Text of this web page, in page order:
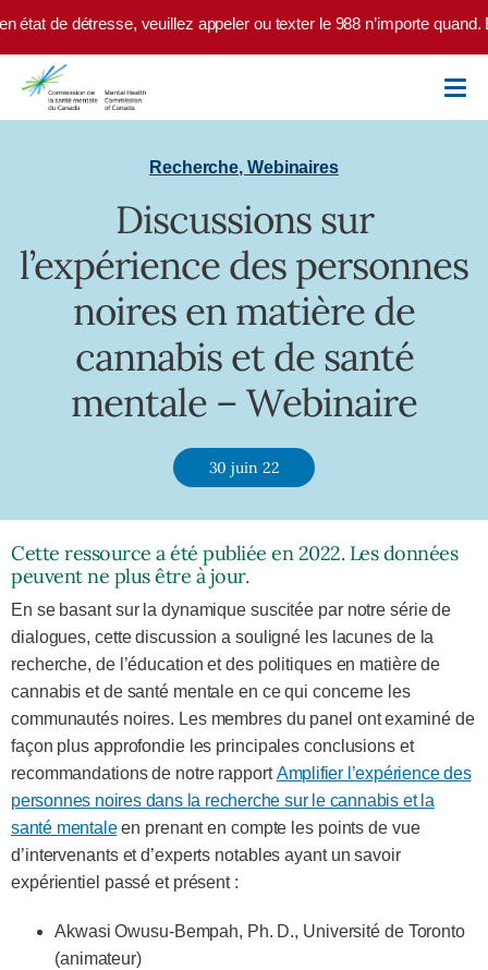
Skip to main content
de détresse, veuillez appeler ou texter le 988 n’importe quand.
Recherche, Webinaires
Discussions sur
l’expérience des personnes
noires en matière de
cannabis et de santé
mentale – Webinaire
30 juin 22
Cette ressource a été publiée en 2022. Les données
peuvent ne plus être à jour.
En se basant sur la dynamique suscitée par notre série de
dialogues, cette discussion a souligné les lacunes de la
recherche, de l’éducation et des politiques en matière de
cannabis et de santé mentale en ce qui concerne les
communautés noires. Les membres du panel ont examiné de
façon plus approfondie les principales conclusions et
recommandations de notre rapportAmplifier l’expérience des
personnes noires dans la recherche sur le cannabis et la
santé mentaleen prenant en compte les points de vue
d’intervenants et d’experts notables ayant un savoir
expérientiel passé et présent :
Akwasi Owusu-Bempah, Ph. D., Université de Toronto
(animateur)